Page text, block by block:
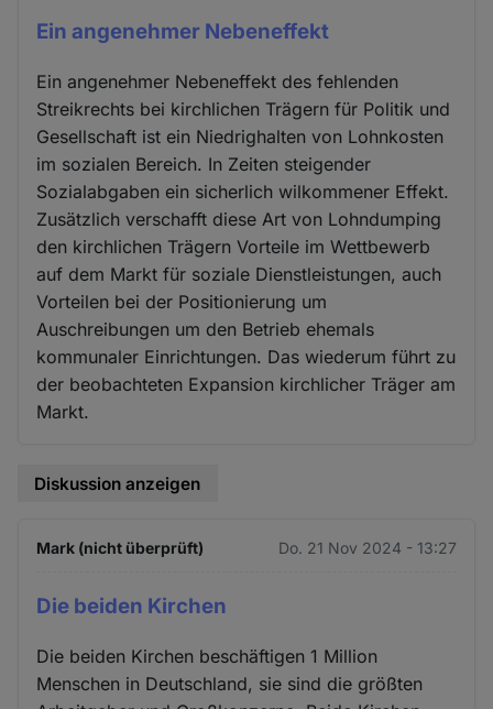
Ein angenehmer Nebeneffekt
Ein angenehmer Nebeneffekt des fehlenden
Streikrechts bei kirchlichen Trägern für Politik und
Gesellschaft ist ein Niedrighalten von Lohnkosten
im sozialen Bereich. In Zeiten steigender
Sozialabgaben ein sicherlich wilkommener Effekt.
Zusätzlich verschafft diese Art von Lohndumping
den kirchlichen Trägern Vorteile im Wettbewerb
auf dem Markt für soziale Dienstleistungen, auch
Vorteilen bei der Positionierung um
Auschreibungen um den Betrieb ehemals
kommunaler Einrichtungen. Das wiederum führt zu
der beobachteten Expansion kirchlicher Träger am
Markt.
Diskussion anzeigen
Mark (nicht überprüft) Do. 21 Nov 2024 - 13:27
Die beiden Kirchen
Die beiden Kirchen beschäftigen 1 Million
Menschen in Deutschland, sie sind die größten